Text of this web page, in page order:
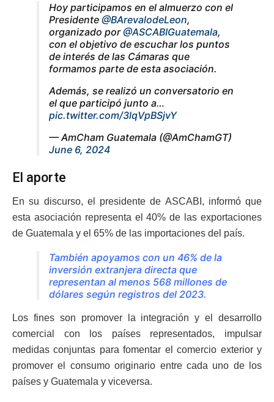
Hoy participamos en el almuerzo con el
Presidente @BArevalodeLeon,
organizado por@ASCABIGuatemala,
con el objetivo de escuchar los puntos
de interés de las Cámaras que
formamos parte de esta asociación.
Además, se realizó un conversatorio en
el que participó junto a…
pic.twitter.com/3lqVpBSjvY
— AmCham Guatemala (@AmChamGT)
June 6, 2024
El aporte
En su discurso, el presidente de ASCABI, informó que
esta asociación representa el 40% de las exportaciones
de Guatemala y el 65% de las importaciones del país.
También apoyamos con un 46% de la
inversión extranjera directa que
representan al menos 568 millones de
dólares según registros del 2023.
Los fines son promover la integración y el desarrollo
comercial con los países representados, impulsar
medidas conjuntas para fomentar el comercio exterior y
promover el consumo originario entre cada uno de los
países y Guatemala y viceversa.